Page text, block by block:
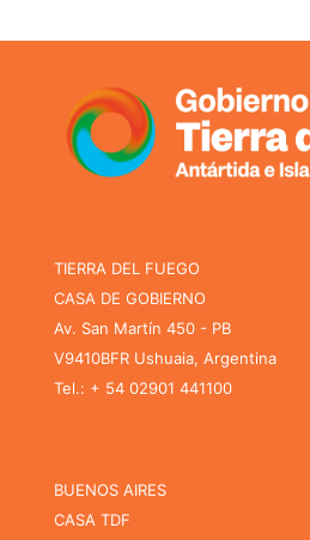
TIERRA DEL FUEGO
CASA DE GOBIERNO
Av. San Martín 450 - PB
V9410BFR Ushuaia, Argentina
Tel.: + 54 02901 441100
BUENOS AIRES
CASA TDF